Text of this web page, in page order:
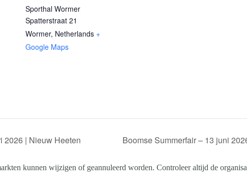
Sporthal Wormer
Spatterstraat 21
Wormer, Netherlands +
Google Maps
2026 | Nieuw Heeten Boomse Summerfair – 13 juni
kunnen wijzigen of geannuleerd worden. Controleer altijd de